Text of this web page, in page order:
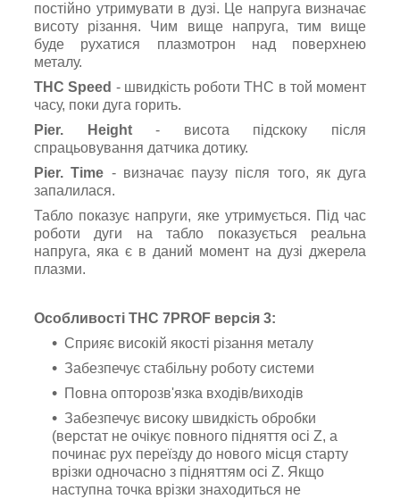
постійно утримувати в дузі. Це напруга визначає
висоту різання. Чим вище напруга, тим вище
буде рухатися плазмотрон над поверхнею
металу.
THC Speed - швидкість роботи ТНС в той момент
часу, поки дуга горить.
Pier. Height- висота підскоку після
спрацьовування датчика дотику.
Pier. Time - визначає паузу після того, як дуга
запалилася.
Табло показує напруги, яке утримується. Під час
роботи дуги на табло показується реальна
напруга, яка є в даний момент на дузі джерела
плазми.
Особливості THC 7PROF версія 3:
Сприяє високій якості різання металу
Забезпечує стабільну роботу системи
Повна опторозв'язка входів/виходів
Забезпечує високу швидкість обробки
(верстат не очікує повного підняття осі Z, а
починає рух переїзду до нового місця старту
врізки одночасно з підняттям осі Z. Якщо
наступна точка врізки знаходиться не